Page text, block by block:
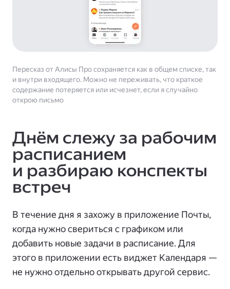
Пересказ от Алисы Про сохраняется как в общем списке, так
и внутри входящего. Можно не переживать, что краткое
содержание потеряется или исчезнет, если я случайно
открою письмо
Днём слежу за рабочим
расписанием
и разбираю конспекты
встреч
В течение дня я захожу в приложение Почты,
когда нужно свериться с графиком или
добавить новые задачи в расписание. Для
этого в приложении есть виджет Календаря —
не нужно отдельно открывать другой сервис.